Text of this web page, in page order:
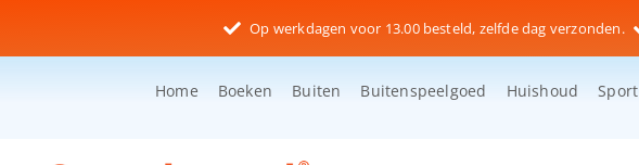
inhoud
Op werkdagen voor 13.00 besteld, zelfde dag verzonden.
Home Boeken Buiten Buitenspeelgoed Huishoud Sport